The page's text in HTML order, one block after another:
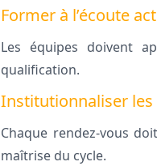
Former à l’écoute
Les équipes doivent
qualification.
Institutionnaliser les
Chaque rendez-vous
maîtrise du cycle.